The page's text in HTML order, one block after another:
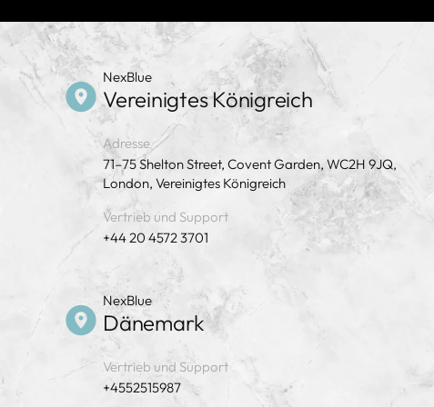
NexBlue
Vereinigtes Königreich
Adresse
71–75 Shelton Street, Covent Garden, WC2H 9JQ,
London, Vereinigtes Königreich
Vertrieb und Support
+44 20 4572 3701
NexBlue
Dänemark
Vertrieb und Support
+4552515987